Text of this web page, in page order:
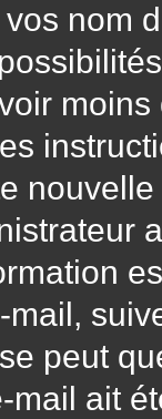
nom
peut
mail ait